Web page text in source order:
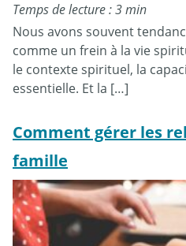
Temps de lecture : 3 min
Nous avons souvent
comme un frein à la vie
le contexte spirituel, la
essentielle. Et la […]
Comment gérer les
famille